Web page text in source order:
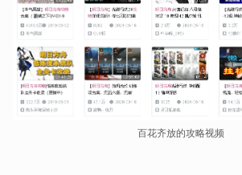
百花齐放的攻略视频